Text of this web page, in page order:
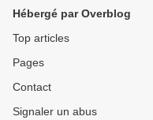
Hébergé par Overblog
Top articles
Pages
Contact
Signaler un abus